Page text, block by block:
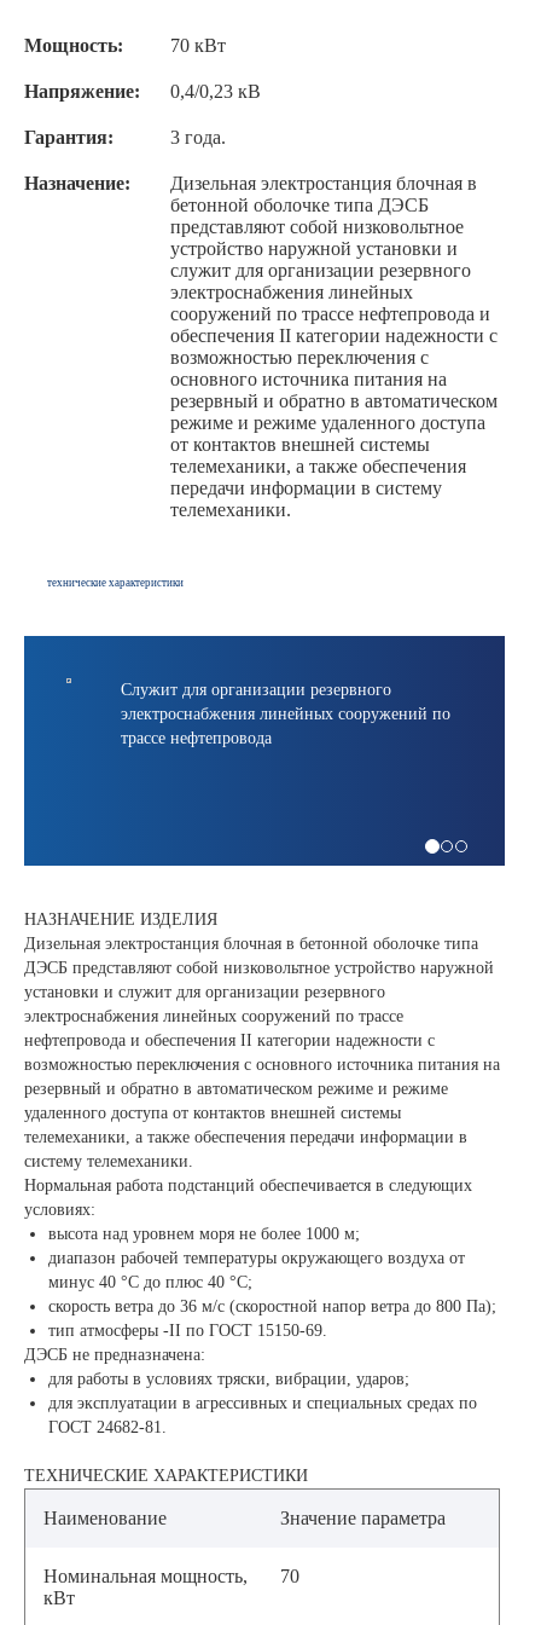
Мощность: 70 кВт
Напряжение: 0,4/0,23 кВ
Гарантия: 3 года.
Назначение:
Дизельная электростанция блочная в
бетонной оболочке типа ДЭСБ
представляют собой низковольтное
устройство наружной установки и
служит для организации резервного
электроснабжения линейных
сооружений по трассе нефтепровода и
обеспечения II категории надежности с
возможностью переключения с
основного источника питания на
резервный и обратно в автоматическом
режиме и режиме удаленного доступа
от контактов внешней системы
телемеханики, а также обеспечения
передачи информации в систему
телемеханики.
технические характеристики
для организации резервного
линейных сооружений по
надежности
НАЗНАЧЕНИЕ ИЗДЕЛИЯ
Дизельная электростанция блочная в бетонной оболочке типа
ДЭСБ представляют собой низковольтное устройство наружной
установки и служит для организации резервного
электроснабжения линейных сооружений по трассе
нефтепровода и обеспечения II категории надежности с
возможностью переключения с основного источника питания на
резервный и обратно в автоматическом режиме и режиме
удаленного доступа от контактов внешней системы
телемеханики, а также обеспечения передачи информации в
систему телемеханики.
Нормальная работа подстанций обеспечивается в следующих
условиях:
высота над уровнем моря не более 1000 м;
диапазон рабочей температуры окружающего воздуха от
минус 40 °С до плюс 40 °С;
скорость ветра до 36 м/с (скоростной напор ветра до 800 Па);
тип атмосферы -II по ГОСТ 15150-69.
ДЭСБ не предназначена:
для работы в условиях тряски, вибрации, ударов;
для эксплуатации в агрессивных и специальных средах по
ГОСТ 24682-81.
ТЕХНИЧЕСКИЕ ХАРАКТЕРИСТИКИ
Наименование Значение параметра
Номинальная мощность,
кВт
70